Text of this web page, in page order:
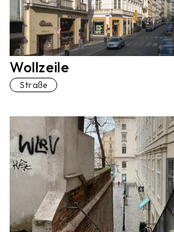
Wollzeile
Straße